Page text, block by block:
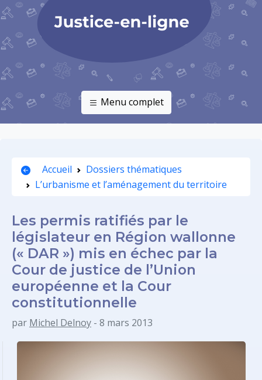
Menu complet
Accueil
Dossiers thématiques
L’urbanisme et l’aménagement du territoire
Les permis ratifiés par le
législateur en Région wallonne
(« DAR ») mis en échec par la
Cour de justice de l’Union
européenne et la Cour
constitutionnelle
par Michel Delnoy - 8 mars 2013